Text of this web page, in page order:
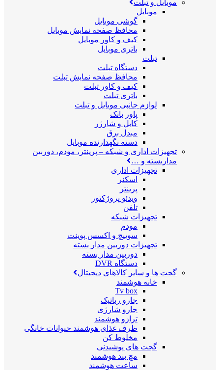
موبایل و تبلت
موبایل
گوشی موبایل
محافظ صفحه نمایش موبایل
کیف و کاور موبایل
باتری موبایل
تبلت
دستگاه تبلت
محافظ صفحه نمایش تبلت
کیف و کاور تبلت
باتری تبلت
لوازم جانبی موبایل و تبلت
پاور بانک
کابل و شارژر
مبدل برق
دسته نگهدارنده موبایل
تجهیزات اداری و شبکه – پرینتر، مودم، دوربین
مداربسته و …
تجهیزات اداری
اسکنر
پرینتر
ویدئو پروژکتور
تلفن
تجهیزات شبکه
مودم
سوییچ و اکسس پوینت
تجهیزات دوربین مدار بسته
دوربین مدار بسته
دستگاه DVR
گجت ها و سایر کالاهای دیجیتال
خانه هوشمند
Tv box
جارو رباتیک
جارو شارژی
ترازو هوشمند
ظرف غذای هوشمند حیوانات خانگی
مخلوط کن
گجت های پوشیدنی
مچ بند هوشمند
ساعت هوشمند